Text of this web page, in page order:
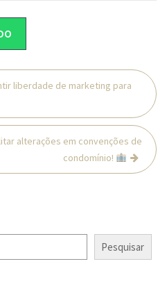
liberdade de marketing para
alterações em convenções de
condomínio!
Pesquisar